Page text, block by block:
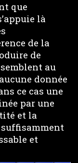
que
là
de la
de
au
donnée
ce cas une
par une
et la
et